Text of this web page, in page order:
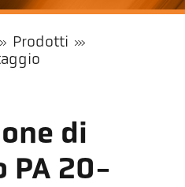
Prodotti
di
PA 20-